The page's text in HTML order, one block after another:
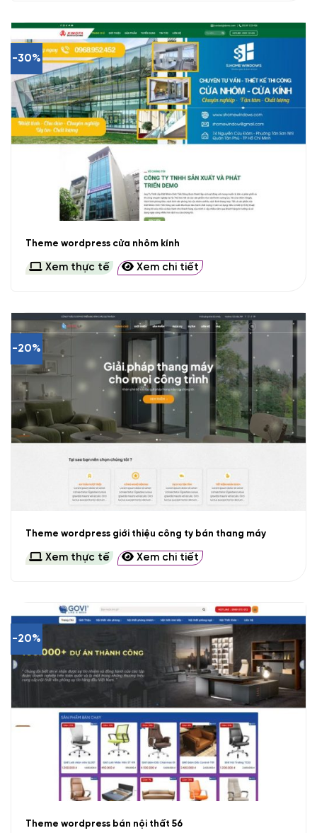
-30%
Theme wordpress cửa nhôm kính
Xem thực tế Xem chi tiết
-20%
Theme wordpress giới thiệu công ty bán thang máy
Xem thực tế Xem chi tiết
-20%
Theme wordpress bán nội thất 56